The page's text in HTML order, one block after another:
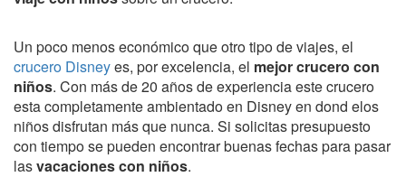
Un poco menos económico que otro tipo de viajes, el
crucero Disneyes, por excelencia, el mejor crucero con
niños. Con más de 20 años de experiencia este crucero
esta completamente ambientado en Disney en dond elos
niños disfrutan más que nunca. Si solicitas presupuesto
con tiempo se pueden encontrar buenas fechas para pasar
lasvacaciones con niños.